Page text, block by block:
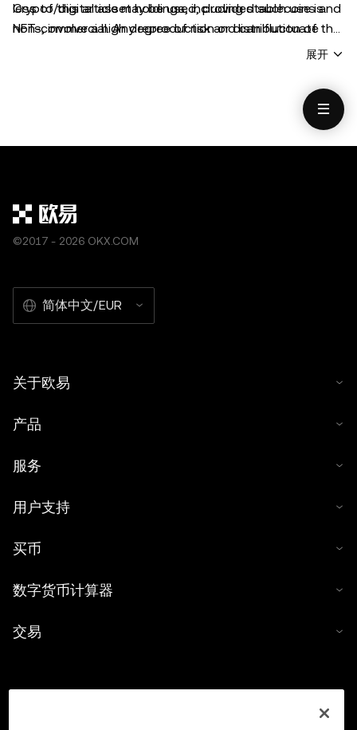
Crypto/digital asset holdings, including stablecoins and
NFTs, involve a high degree of risk and can fluctuate
greatly. You should carefully consider whether trading or
legal/tax/investment professional for questions about
your specific circumstances. Information (including
market data and statistical information, if any)
in preparing this data and graphs, no responsibility or
liability is accepted for any errors of fact or omission
expressed herein.
less of this article may be used, provided such use is
non-commercial. Any reproduction or distribution of the
entire article must also prominently state: “This article is
include attribution, for example “Article Name, [author
name if applicable], © 2026 OKX.” No derivative works or
other uses of this article are permitted.
展开
©2017 - 2026 OKX.COM
简体中文/EUR
关于欧易
产品
服务
用户支持
买币
数字货币计算器
交易